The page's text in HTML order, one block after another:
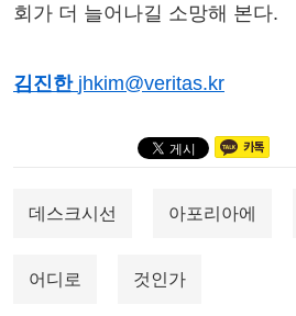
회가 더 늘어나길 소망해 본다.
김진한 jhkim@veritas.kr
데스크시선 아포리아에
어디로 것인가